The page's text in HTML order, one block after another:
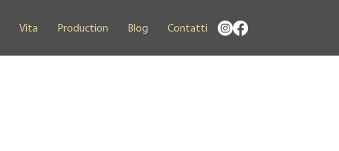
Vita Production Blog Contatti